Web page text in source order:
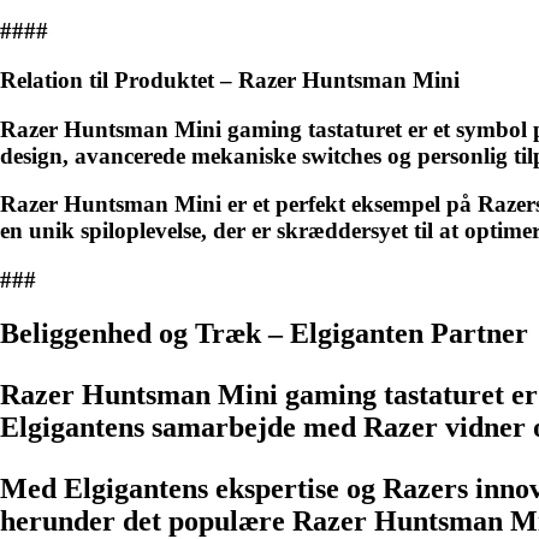
####
Relation til Produktet – Razer Huntsman Mini
Razer Huntsman Mini gaming tastaturet er et symbol
design, avancerede mekaniske switches og personlig
Razer Huntsman Mini er et perfekt eksempel på
en unik spiloplevelse, der er skræddersyet til at
###
Beliggenhed og Træk – Elgiganten Partner
Razer Huntsman Mini gaming tastaturet
Elgigantens samarbejde med Razer
Med Elgigantens ekspertise og Razers
herunder det populære Razer Huntsman